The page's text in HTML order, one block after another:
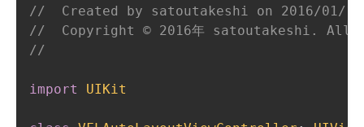
//  Created by satoutakeshi on 2016/01/
//  Copyright © 2016年 satoutakeshi. All
//
import UIKit